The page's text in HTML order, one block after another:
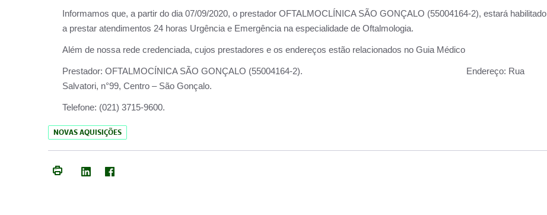
Informamos que, a partir do dia 07/09/2020, o prestador OFTALMOCLÍNICA SÃO GONÇALO (55004164-2), estará habilitado
a prestar atendimentos 24 horas Urgência e Emergência na especialidade de Oftalmologia.
Além de nossa rede credenciada, cujos prestadores e os endereços estão relacionados no Guia Médico
Prestador: OFTALMOCÍNICA SÃO GONÇALO (55004164-2). Endereço: Rua
Salvatori, n°99, Centro – São Gonçalo.
Telefone: (021) 3715-9600.
NOVAS AQUISIÇÕES